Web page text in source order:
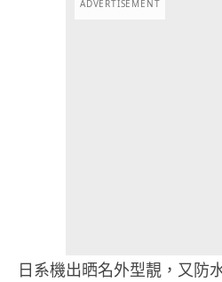
ADVERTISEMENT
日系機出晒名外型靚，又防